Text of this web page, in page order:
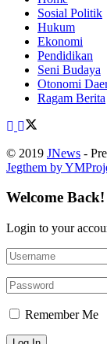
Sosial Politik
Hukum
Ekonomi
Pendidikan
Seni Budaya
Otonomi
Ragam Berita
© 2019 JNews -
Jegthem by
Welcome Back!
Login to your
Remember Me